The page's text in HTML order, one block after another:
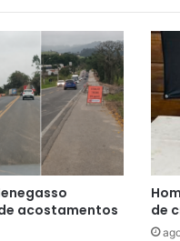
acostamentos
de